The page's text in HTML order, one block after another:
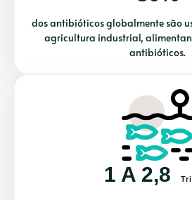
dos antibióticos globalmente são
agricultura industrial,
antibióticos.
1 A 2,8